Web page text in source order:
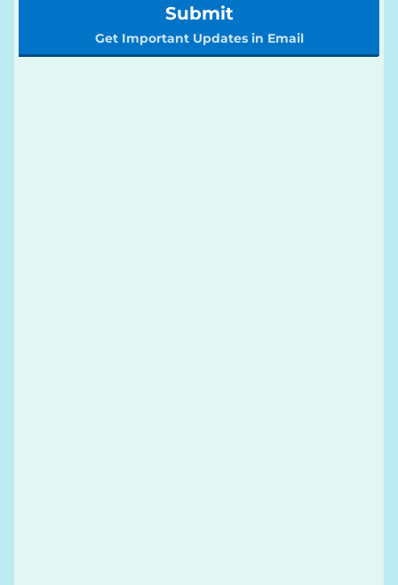
Submit
Get Important Updates in Email